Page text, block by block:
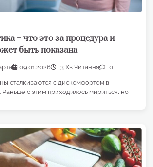
– что это за процедура и
быть показана
09.01.2026 3 Хв Читання 0
сталкиваются с дискомфортом в
Раньше с этим приходилось мириться, но